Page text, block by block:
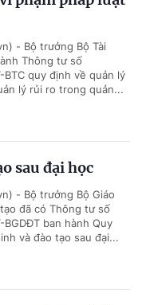
- Bộ trưởng Bộ Tài
Thông tư số
quy định về quản lý
lý rủi ro trong quản...
sau đại học
- Bộ trưởng Bộ Giáo
đã có Thông tư số
ban hành Quy
và đào tạo sau đại...